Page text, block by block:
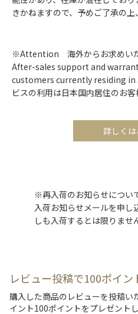
きかねますので、予めご了承の上
※Attention 海外からお求めい
After-sales support and
customers currently residing in
ビスの利用は日本国内居住のお客
詳しく
※再入荷のお知らせについ
入荷お知らせメールを申し
しも入荷するとは限りませ
レビュー投稿で100ポイン
購入した商品のレビューを投稿い
イント100ポイントをプレゼントし